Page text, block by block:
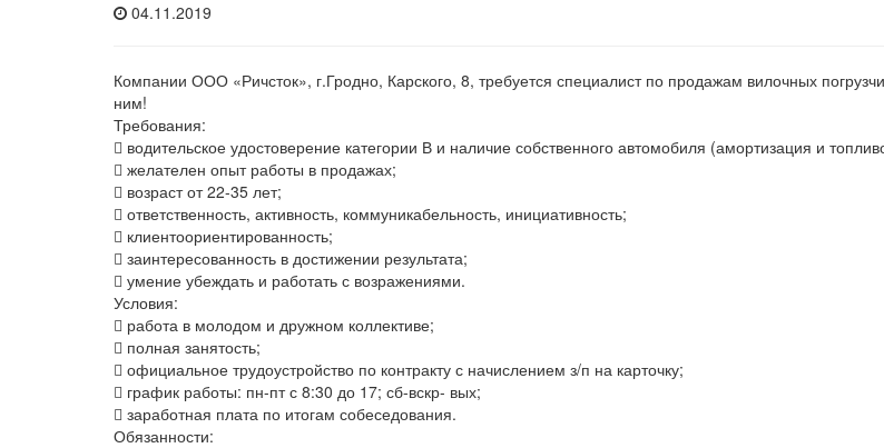
04.11.2019
Компании ООО «Ричсток», г.Гродно, Карского, 8, требуется специалист по продажам вилочных
ним!
Требования:
 водительское удостоверение категории В и наличие собственного автомобиля (амортизация и
 желателен опыт работы в продажах;
 возраст от 22-35 лет;
 ответственность, активность, коммуникабельность, инициативность;
 клиентоориентированность;
 заинтересованность в достижении результата;
 умение убеждать и работать с возражениями.
Условия:
 работа в молодом и дружном коллективе;
 полная занятость;
 официальное трудоустройство по контракту с начислением з/п на карточку;
 график работы: пн-пт с 8:30 до 17; сб-вскр- вых;
 заработная плата по итогам собеседования.
Обязанности: